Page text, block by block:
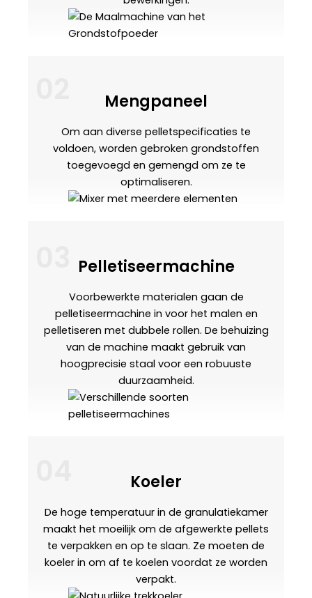
Mengpaneel
Om aan diverse pelletspecificaties te
voldoen, worden gebroken grondstoffen
toegevoegd en gemengd om ze te
optimaliseren.
Pelletiseermachine
Voorbewerkte materialen gaan de
pelletiseermachine in voor het malen en
pelletiseren met dubbele rollen. De behuizing
van de machine maakt gebruik van
hoogprecisie staal voor een robuuste
duurzaamheid.
Koeler
De hoge temperatuur in de granulatiekamer
maakt het moeilijk om de afgewerkte pellets
te verpakken en op te slaan. Ze moeten de
koeler in om af te koelen voordat ze worden
verpakt.